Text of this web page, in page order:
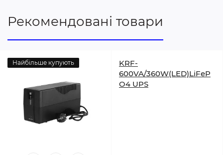
Рекомендовані товари
Найбільше купують
KRF-
600VA/360W(LED)LiFeP
O4 UPS